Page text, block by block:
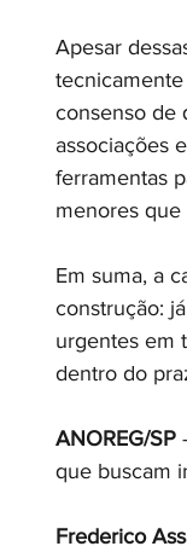
Apesar
consenso de
associações
ferramentas
menores
Em suma, a
construção:
urgentes em
dentro do
ANOREG/SP
que buscam
Frederico